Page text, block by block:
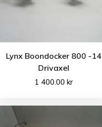
Lynx Boondocker 800 -14
Drivaxel
1 400.00 kr